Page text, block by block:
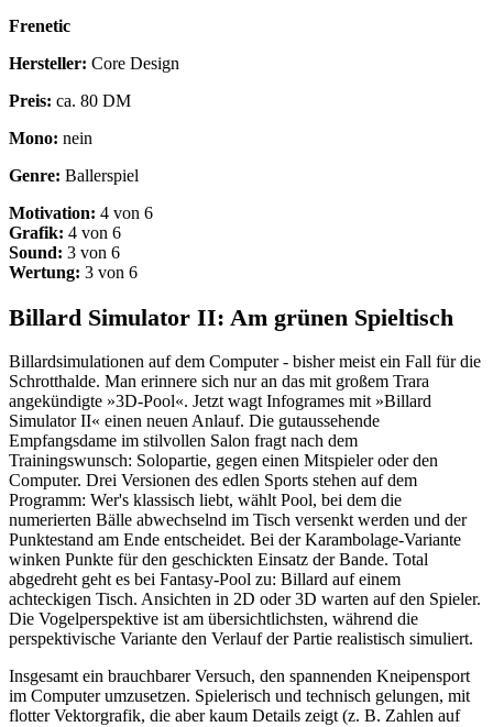
Frenetic
Hersteller: Core Design
Preis: ca. 80 DM
Mono: nein
Genre: Ballerspiel
Motivation: 4 von 6
Grafik: 4 von 6
Sound: 3 von 6
Wertung: 3 von 6
Billard Simulator II: Am grünen Spieltisch
Billardsimulationen auf dem Computer - bisher meist ein Fall für die
Schrotthalde. Man erinnere sich nur an das mit großem Trara
angekündigte »3D-Pool«. Jetzt wagt Infogrames mit »Billard
Simulator II« einen neuen Anlauf. Die gutaussehende
Empfangsdame im stilvollen Salon fragt nach dem
Trainingswunsch: Solopartie, gegen einen Mitspieler oder den
Computer. Drei Versionen des edlen Sports stehen auf dem
Programm: Wer's klassisch liebt, wählt Pool, bei dem die
numerierten Bälle abwechselnd im Tisch versenkt werden und der
Punktestand am Ende entscheidet. Bei der Karambolage-Variante
winken Punkte für den geschickten Einsatz der Bande. Total
abgedreht geht es bei Fantasy-Pool zu: Billard auf einem
achteckigen Tisch. Ansichten in 2D oder 3D warten auf den Spieler.
Die Vogelperspektive ist am übersichtlichsten, während die
perspektivische Variante den Verlauf der Partie realistisch simuliert.
Insgesamt ein brauchbarer Versuch, den spannenden Kneipensport
im Computer umzusetzen. Spielerisch und technisch gelungen, mit
flotter Vektorgrafik, die aber kaum Details zeigt (z. B. Zahlen auf